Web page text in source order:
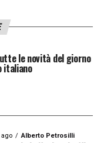
le novità del giorno
italiano
Alberto Petrosilli